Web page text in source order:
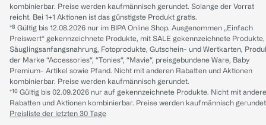
kombinierbar. Preise werden kaufmännisch gerundet. Solange der Vorrat
reicht. Bei 1+1 Aktionen ist das günstigste Produkt gratis.
*⁸ Gültig bis 12.08.2026 nur im BIPA Online Shop. Ausgenommen „Einfach
Preiswert“ gekennzeichnete Produkte, mit SALE gekennzeichnete Produkte,
Säuglingsanfangsnahrung, Fotoprodukte, Gutschein- und Wertkarten,
der Marke “Accessories“, “Tonies“, “Mavie“, preisgebundene Ware, Baby
Premium- Artikel sowie Pfand. Nicht mit anderen Rabatten und Aktionen
kombinierbar. Preise werden kaufmännisch gerundet.
*¹⁰ Gültig bis 02.09.2026 nur auf gekennzeichnete Produkte. Nicht mit
Rabatten und Aktionen kombinierbar. Preise werden kaufmännisch
Preisliste der letzten 30 Tage